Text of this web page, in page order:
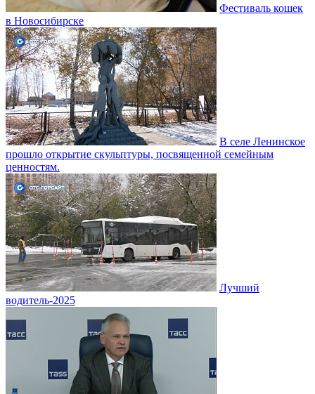
Фестиваль кошек
в Новосибирске
В селе Ленинское
прошло открытие скульптуры, посвященной семейным
ценностям.
Лучший
водитель-2025